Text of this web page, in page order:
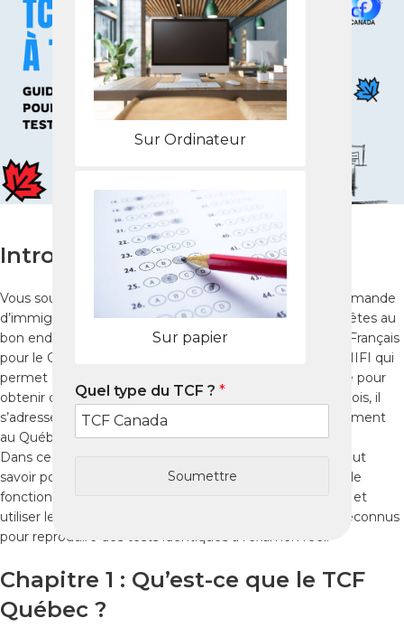
Sur Ordinateur
Sur papier
Quel type du TCF ? *
Soumettre
Introduction
Vous souhaitez réussir letcf quebecet déposer une demande
d’immigration au Québec en 2025 depuis Tanda ? Vous êtes au
bon endroit. Le
TCF Québec (Test de Connaissance du Français
pour le Québec) est un examen officiel reconnu par le MIFI qui
permet d’évaluer votre niveau de français. Indispensable pour
obtenir des points dans le système de sélection québécois, il
s’adresse aux candidats qui souhaitent s’installer durablement
au Québec.
Dans ce guide complet, vous apprendrez tout ce qu’il faut
savoir pour réussir le
tcf quebec à Tanda
, comprendre le
fonctionnement du test, adopter une stratégie efficace et
utiliser les meilleures ressources, dont les Packs Nabil, reconnus
pour reproduire des tests identiques à l’examen réel.
Chapitre 1 : Qu’est-ce que le TCF
Québec ?